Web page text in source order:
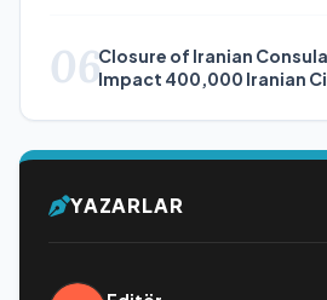
06Closure of Iranian
Impact 400,000 Iranian
YAZARLAR